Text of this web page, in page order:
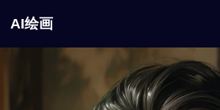
AI绘画